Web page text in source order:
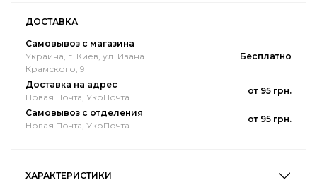
ДОСТАВКА
Самовывоз с магазина
Украина, г. Киев, ул. Ивана
Крамского, 9
Бесплатно
Доставка на адрес
Новая Почта, УкрПочта
от 95 грн.
Самовывоз с отделения
Новая Почта, УкрПочта
от 95 грн.
ХАРАКТЕРИСТИКИ